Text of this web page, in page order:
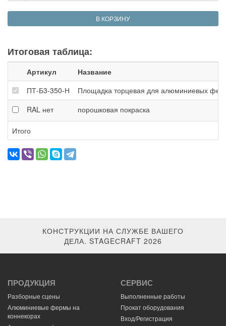
В КОРЗИНУ
Итоговая таблица:
Артикул
Название
ПТ-Б3-350-Н
Площадка торцевая для алюминиевых
RAL нет порошковая покраска
Итого
КОНСТРУКЦИИ НА СЛУЖБЕ ВАШЕГО
ДЕЛА. STAGEСRAFT 2026
ПРОДУКЦИЯ
Разборные сцены
Алюминиевые фермы на
коннекорах
СЕРВИС
Выполненные работы
Прокат оборудования
Вход/Регистрация